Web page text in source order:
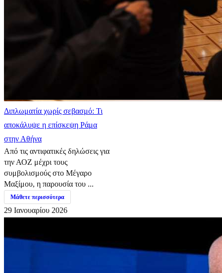
Διπλωματία χωρίς σεβασμό: Τι
αποκάλυψε η επίσκεψη Ράμα
στην Αθήνα
Από τις αντιφατικές δηλώσεις για
την ΑΟΖ μέχρι τους
συμβολισμούς στο Μέγαρο
Μαξίμου, η παρουσία του ...
Μάθετε περισσότερα
29 Ιανουαρίου 2026